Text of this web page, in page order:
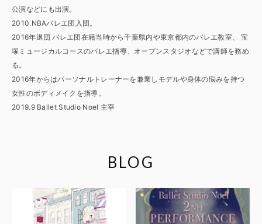
公演などにも出演。
2010.NBAバレエ団入団。
2016年退団 バレエ団在籍当時から千葉県内や東京都内のバレエ教室、 宝
塚ミュージカルコースのバレエ指導、オープンスタジオなどで講師を務め
る。
2016年からはパーソナルトレーナーを兼業しモデルや身体の悩みを持つ
女性のボディメイクを指導。
2019.9 Ballet Studio Noel 主宰
BLOG